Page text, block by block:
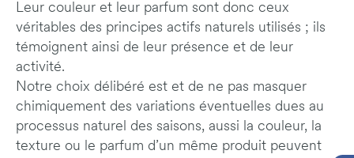
Leur couleur et leur parfum sont donc ceux
véritables des principes actifs naturels utilisés ; ils
témoignent ainsi de leur présence et de leur
activité.
Notre choix délibéré est et de ne pas masquer
chimiquement des variations éventuelles dues au
processus naturel des saisons, aussi la couleur, la
texture ou le parfum d’un même produit peuvent